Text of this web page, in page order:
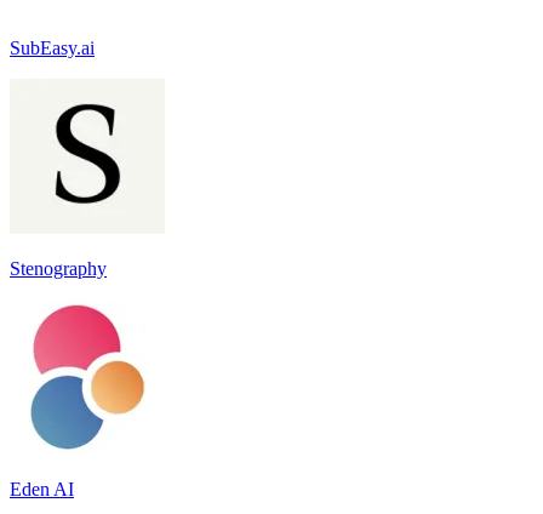
SubEasy.ai
Stenography
Eden AI